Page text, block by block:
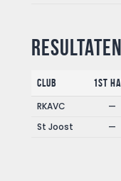
Resultaten
Club 1st
RKAVC
—
St Joost
—